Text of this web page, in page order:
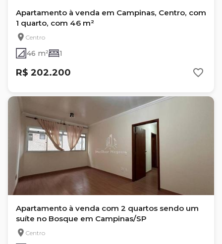
Apartamento à venda em Campinas, Centro, com
1 quarto, com 46 m²
Centro
46 m² 1
R$ 202.200
Apartamento à venda com 2 quartos sendo um
suíte no Bosque em Campinas/SP
Centro